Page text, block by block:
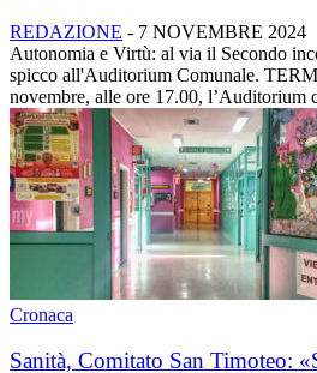
REDAZIONE - 7 NOVEMBRE 2024
Autonomia e Virtù: al via il Secondo
spicco all'Auditorium Comunale.
novembre, alle ore 17.00, l’Auditorium
Cronaca
Sanità, Comitato San Timoteo: